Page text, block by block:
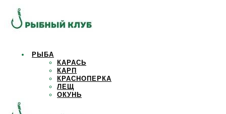
РЫБА
КАРАСЬ
КАРП
КРАСНОПЕРКА
ЛЕЩ
ОКУНЬ